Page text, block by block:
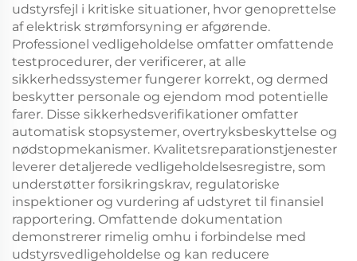
udstyrsfejl i kritiske situationer, hvor genoprettelse
af elektrisk strømforsyning er afgørende.
Professionel vedligeholdelse omfatter omfattende
testprocedurer, der verificerer, at alle
sikkerhedssystemer fungerer korrekt, og dermed
beskytter personale og ejendom mod potentielle
farer. Disse sikkerhedsverifikationer omfatter
automatisk stopsystemer, overtryksbeskyttelse og
nødstopmekanismer. Kvalitetsreparationstjenester
leverer detaljerede vedligeholdelsesregistre, som
understøtter forsikringskrav, regulatoriske
inspektioner og vurdering af udstyret til finansiel
rapportering. Omfattende dokumentation
demonstrerer rimelig omhu i forbindelse med
udstyrsvedligeholdelse og kan reducere